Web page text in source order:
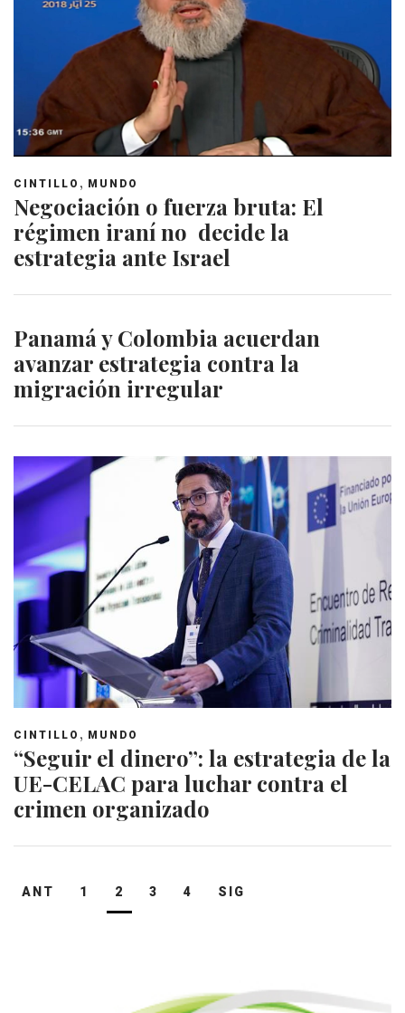
CINTILLO , MUNDO
Negociación o fuerza bruta: El
régimen iraní no decide la
estrategia ante Israel
Panamá y Colombia acuerdan
avanzar estrategia contra la
migración irregular
CINTILLO , MUNDO
“Seguir el dinero”: la estrategia de la
UE-CELAC para luchar contra el
crimen organizado
Navegación
ANT 1 2 3 4 SIG